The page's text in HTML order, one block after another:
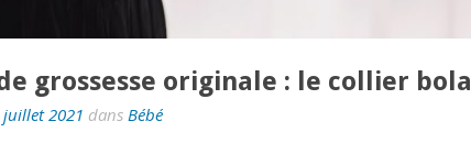
grossesse originale : le collier bola
juillet 2021 dans Bébé